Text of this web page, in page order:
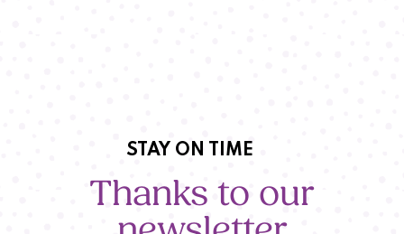
STAY ON TIME
Thanks to our